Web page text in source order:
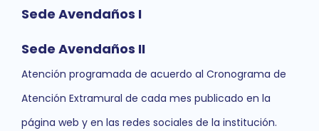
Sede Avendaños I
Sede Avendaños II
Atención programada de acuerdo al Cronograma de
Atención Extramural de cada mes publicado en la
página web y en las redes sociales de la institución.